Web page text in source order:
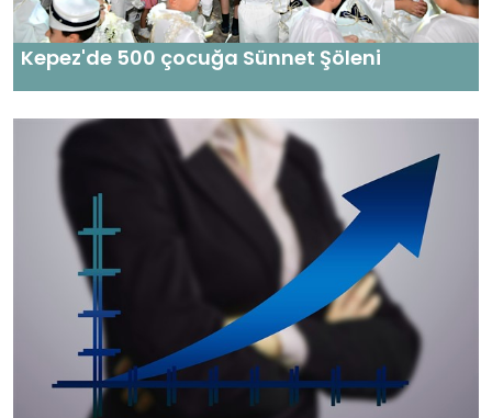
Kepez'de 500 çocuğa Sünnet Şöleni